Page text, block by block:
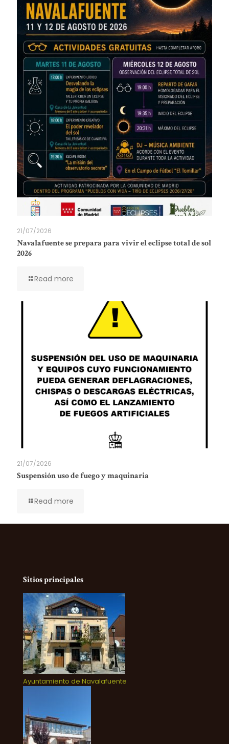
21/07/2026
Navalafuente se prepara para vivir el eclipse total de sol
2026
Read more
21/07/2026
Suspensión uso de fuego y maquinaria
Read more
Sitios principales
Ayuntamiento de Navalafuente